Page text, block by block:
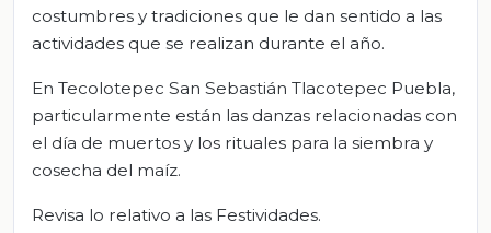
costumbres y tradiciones que le dan sentido a las
actividades que se realizan durante el año.
En Tecolotepec San Sebastián Tlacotepec Puebla,
particularmente están las danzas relacionadas con
el día de muertos y los rituales para la siembra y
cosecha del maíz.
Revisa lo relativo a las Festividades.